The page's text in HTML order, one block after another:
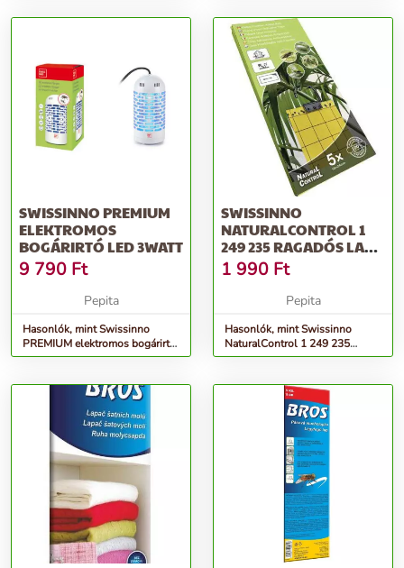
SWISSINNO PREMIUM
ELEKTROMOS
BOGÁRIRTÓ LED 3WATT
9 790 Ft
Pepita
Hasonlók, mint Swissinno
PREMIUM elektromos bogárirtó
LED 3Watt
SWISSINNO
NATURALCONTROL 1
249 235 RAGADÓS LAP
ROVAROKNAK (H X
SZ...
1 990 Ft
Pepita
Hasonlók, mint Swissinno
NaturalControl 1 249 235
Ragadós lap rovaroknak (H x